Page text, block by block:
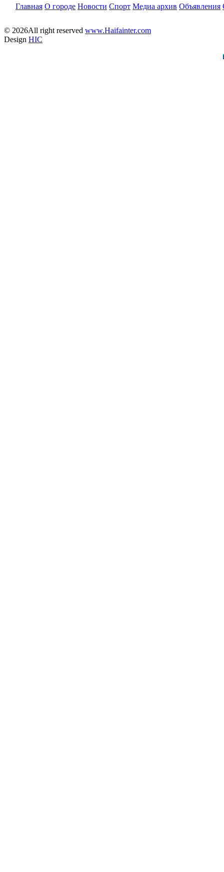
Главная О городе Новости Спорт Медиа архив Объявления
© 2026All right reserved www.Haifainter.com
Design HIC